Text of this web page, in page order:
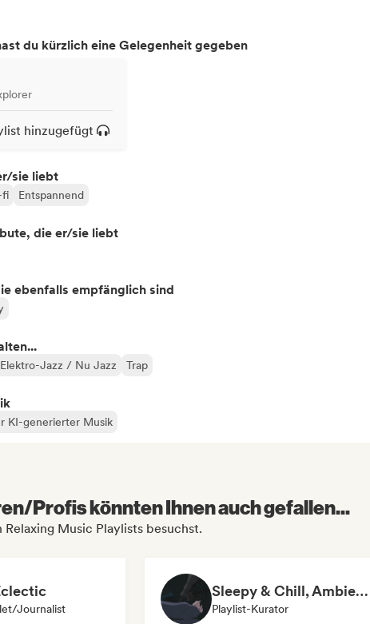
du kürzlich eine Gelegenheit gegeben
hinzugefügt
sie liebt
fi Entspannend
die er/sie liebt
ebenfalls empfänglich sind
Elektro-Jazz / Nu Jazz Trap
KI-generierter Musik
Profis könnten Ihnen auch gefallen...
Relaxing Music Playlists besuchst.
Journalist
Sleepy & Chill, Ambient Dreams
Playlist-Kurator